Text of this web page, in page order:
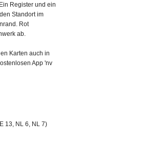
Register und ein
Standort im
Rot
ab.
Karten auch in
App 'nv
13, NL 6, NL 7)